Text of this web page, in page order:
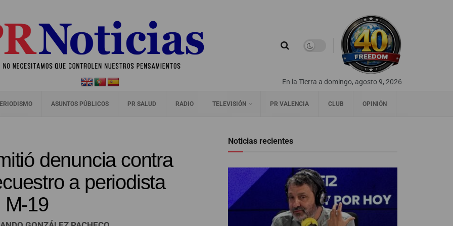
En la Tierra a domingo, agosto 9, 2026
ASUNTOS PÚBLICOS PR SALUD RADIO TELEVISIÓN PR VALENCIA CLUB OPINIÓN
denuncia contra
a periodista
M-19
Noticias recientes